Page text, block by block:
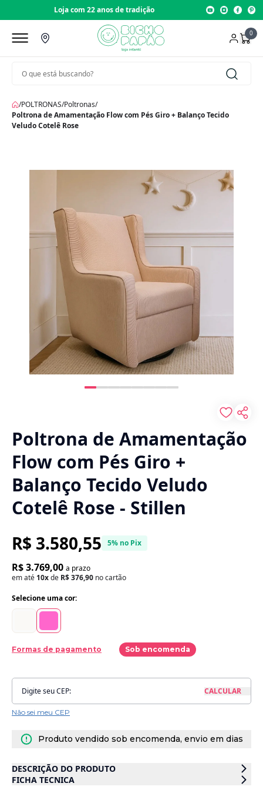
Loja com 22 anos de tradição
0
/POLTRONAS/Poltronas/
Poltrona de Amamentação Flow com Pés Giro + Balanço Tecido
Veludo Cotelê Rose
Poltrona de Amamentação
Flow com Pés Giro +
Balanço Tecido Veludo
Cotelê Rose - Stillen
R$ 3.580,55 5% no Pix
R$ 3.769,00 a prazo
em até 10xde R$ 376,90 no cartão
Selecione uma cor:
Formas de pagamento Sob encomenda
Não sei meu CEP
Produto vendido sob encomenda, envio em dias
DESCRIÇÃO DO PRODUTO
APoltrona Flowfoi desenvolvida para oferecer uma experiência única
FICHA TECNICA